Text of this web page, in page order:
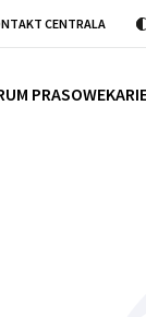
CENTRALA
PRASOWE